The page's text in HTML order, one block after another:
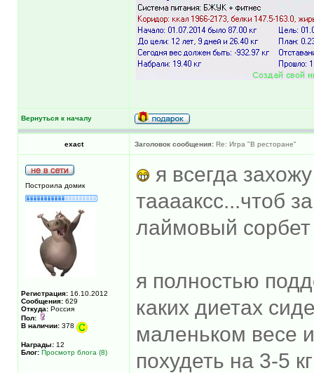
Вернуться к началу
exact Заголовок сообщения: Re: Игра "В ресторане"
Построила домик
Регистрация: 16.10.2012
Сообщения: 629
Откуда: Россия
Пол:
В наличии: 378
Награды: 12
Блог: Просмотр блога (8)
я всегда
тааааксс...чтоб
лаймовый сорбет
я полностью
каких диетах
маленьком весе
похудеть на 3-5